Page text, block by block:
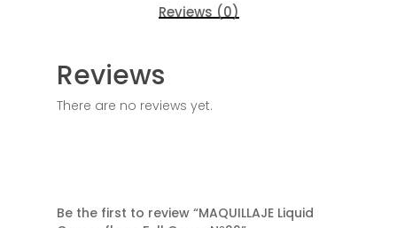
Reviews (0)
Reviews
There are no reviews yet.
Be the first to review “MAQUILLAJE Liquid
Tienda